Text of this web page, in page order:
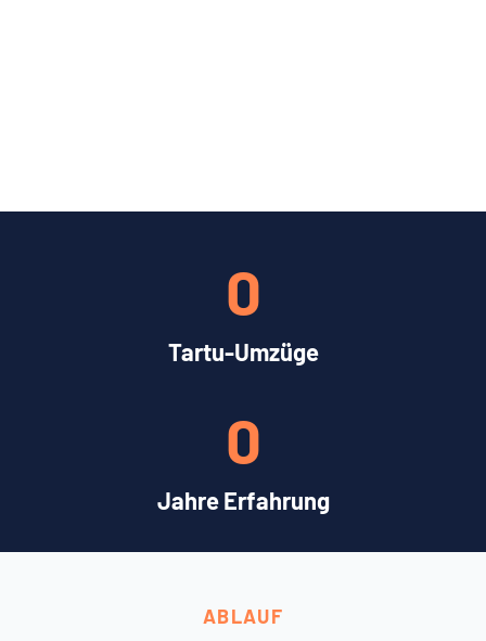
Tartu-Umzüge
0
Jahre Erfahrung
0
ABLAUF